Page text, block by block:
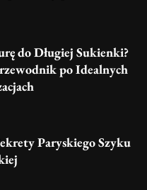
do Długiej Sukienki?
po Idealnych
Paryskiego Szyku